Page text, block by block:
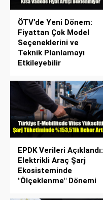
ÖTV’de Yeni Dönem:
Fiyattan Çok Model
Seçeneklerini ve
Teknik Planlamayı
Etkileyebilir
EPDK Verileri Açıklandı:
Elektrikli Araç Şarj
Ekosisteminde
"Ölçeklenme" Dönemi